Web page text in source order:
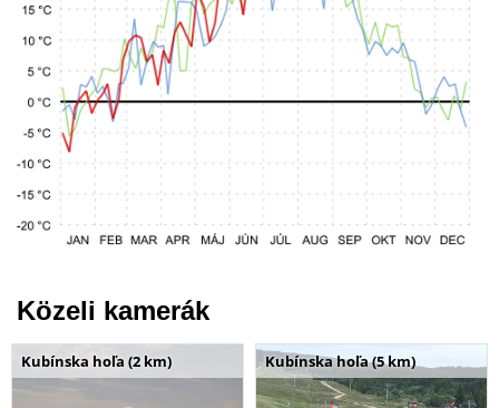
Közeli kamerák
Kubínska hoľa (2 km) Kubínska hoľa (5 km)